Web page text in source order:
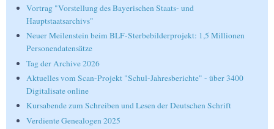
Vortrag "Vorstellung des Bayerischen Staats- und
Hauptstaatsarchivs"
Neuer Meilenstein beim BLF-Sterbebilderprojekt: 1,5 Millionen
Personendatensätze
Tag der Archive 2026
Aktuelles vom Scan-Projekt "Schul-Jahresberichte" - über 3400
Digitalisate online
Kursabende zum Schreiben und Lesen der Deutschen Schrift
Verdiente Genealogen 2025